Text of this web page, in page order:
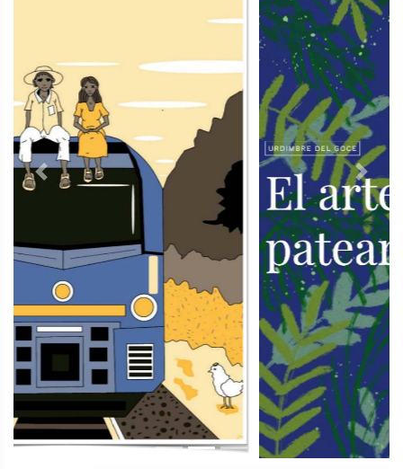
Previous Next